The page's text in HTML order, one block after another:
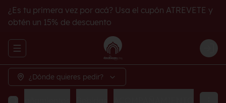
¿Es tu primera vez por acá? Usa el cupón ATREVETE y
obtén un 15% de descuento
Abrir menu de navegación
¿Dónde quieres pedir?